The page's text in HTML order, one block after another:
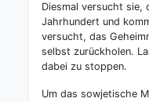
Diesmal versucht sie,
Jahrhundert und
versucht, das
selbst zurückholen.
dabei zu stoppen.
Um das sowjetische